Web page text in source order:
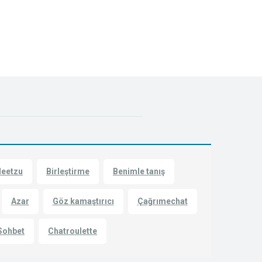
Birleştirme Benimle tanış
Azar Göz kamaştırıcı Çağrımechat
Chatroulette